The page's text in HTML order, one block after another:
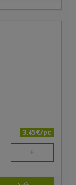
3.45€/pc
+